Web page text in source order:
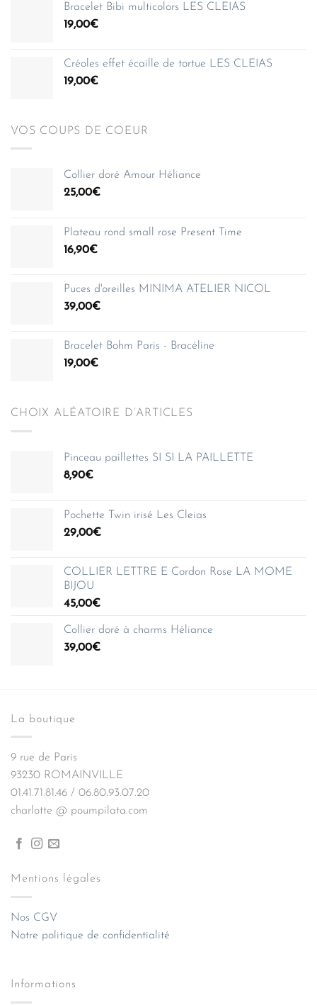
35,00€
Bracelet Bibi multicolors LES CLEIAS
19,00€
Créoles effet écaille de tortue LES CLEIAS
19,00€
VOS COUPS DE COEUR
Collier doré Amour Héliance
25,00€
Plateau rond small rose Present Time
16,90€
Puces d'oreilles MINIMA ATELIER NICOL
39,00€
Bracelet Bohm Paris - Bracéline
19,00€
CHOIX ALÉATOIRE D’ARTICLES
Pinceau paillettes SI SI LA PAILLETTE
8,90€
Pochette Twin irisé Les Cleias
29,00€
COLLIER LETTRE E Cordon Rose LA MOME
BIJOU
45,00€
Collier doré à charms Héliance
39,00€
La boutique
9 rue de Paris
93230 ROMAINVILLE
01.41.71.81.46 / 06.80.93.07.20
charlotte @ poumpilata.com
Mentions légales
Nos CGV
Notre politique de confidentialité
Informations